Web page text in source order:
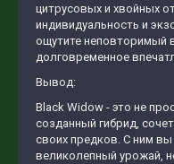
цитрусовых и хвойных
индивидуальность и
ощутите неповторимый
долговременное
Вывод:
Black Widow - это не
созданный гибрид,
своих предков. С ним вы
великолепный урожай,